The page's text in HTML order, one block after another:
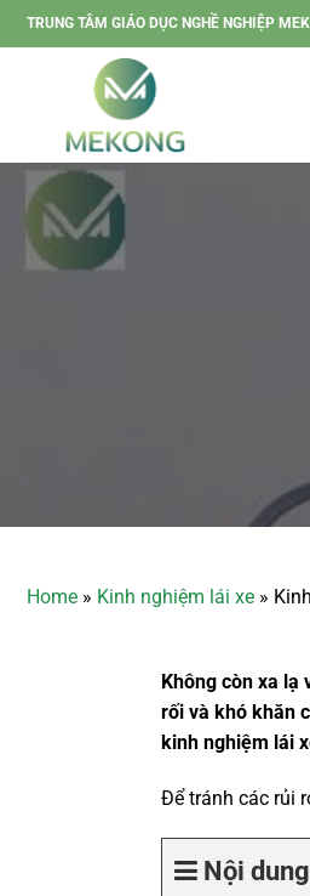
Chuyển
đến
TRUNG TÂM GIÁO DỤC NGHỀ NGHIỆP
Home » Kinh nghiệm lái xe »
Không còn xa lạ
rối và khó khăn
kinh nghiệm lái
Để tránh các rủi
Nội